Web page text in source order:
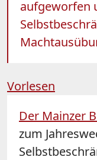
aufgeworfen
Vorlesen
Der Mainzer
zum